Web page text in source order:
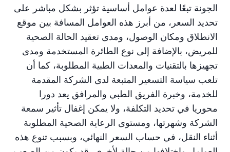
الجونة تبعًا لعدة عوامل أساسية تؤثر بشكل مباشر على
تحديد السعر، من أبرز هذه العوامل المسافة بين موقع
الانطلاق ومكان الوصول، ومدى تعقيد الحالة الصحية
للمريض، بالإضافة إلى نوع الطائرة المستخدمة ومدى
تجهيزها بالتقنيات والمعدات الطبية المطلوبة، كما أن
تلعب سياسة التسعير المتبعة لدى الشركة المقدمة
للخدمة، وخبرة الفريق الطبي والمرافق يعد دورا
محوريا في تحديد التكلفة، ولا يمكن إغفال تأثير سمعة
الشركة وشهرتها، ومستوى الرعاية الصحية المطلوبة
أثناء النقل، في حساب السعر النهائي، وبسبب تنوع هذه